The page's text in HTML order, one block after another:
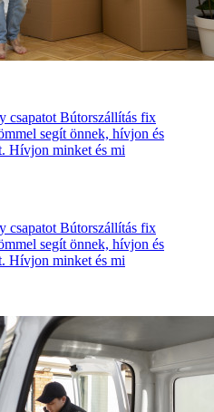
csapatot Bútorszállítás fix
segít önnek, hívjon és
Hívjon minket és mi
csapatot Bútorszállítás fix
segít önnek, hívjon és
Hívjon minket és mi